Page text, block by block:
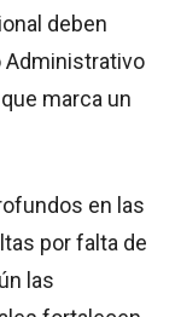
deben
Administrativo
marca un
en las
por falta de
las